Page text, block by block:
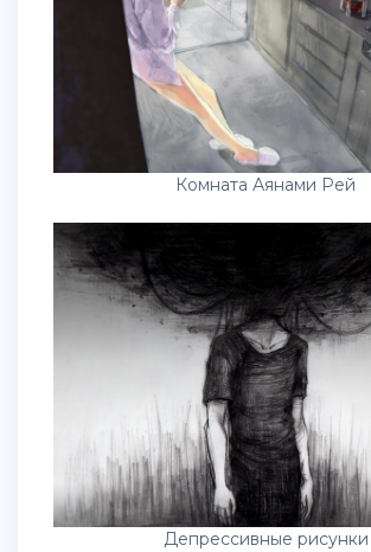
Комната Аянами Рей
Депрессивные рисунки